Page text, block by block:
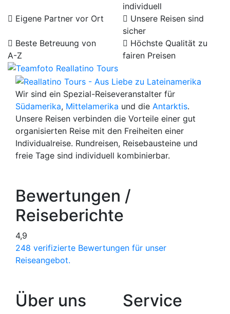
individuell
Eigene Partner vor Ort
Unsere Reisen sind
sicher
Beste Betreuung von
A-Z
Höchste Qualität zu
fairen Preisen
Wir sind ein Spezial-Reiseveranstalter für
Südamerika, Mittelamerika und die Antarktis.
Unsere Reisen verbinden die Vorteile einer gut
organisierten Reise mit den Freiheiten einer
Individualreise. Rundreisen, Reisebausteine und
freie Tage sind individuell kombinierbar.
Bewertungen /
Reiseberichte
4,9
248 verifizierte Bewertungen für unser
Reiseangebot.
Über uns Service